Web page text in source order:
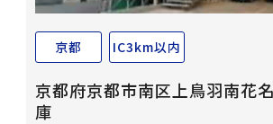
京都 IC3km以内
京都府京都市南区上鳥羽南花
庫